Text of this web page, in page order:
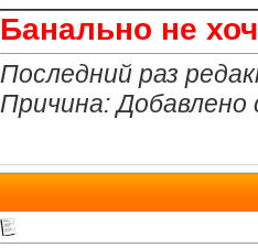
Банально не
Последний раз
Причина: